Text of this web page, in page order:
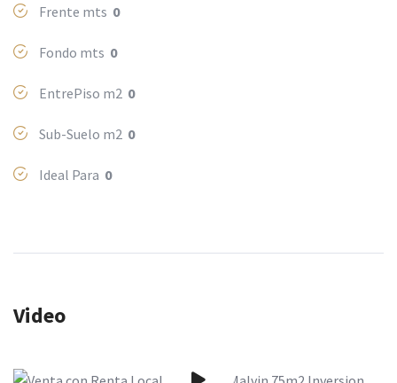
Frente mts 0
Fondo mts 0
EntrePiso m2 0
Sub-Suelo m2 0
Ideal Para 0
Video